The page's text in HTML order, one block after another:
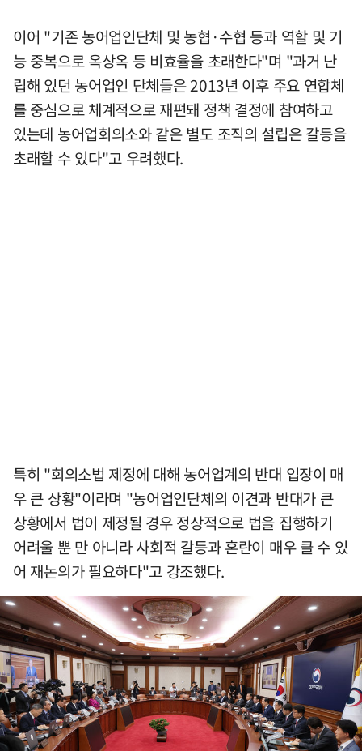
이어 "기존 농어업인단체 및 농협·수협 등과 역할 및 기
능 중복으로 옥상옥 등 비효율을 초래한다"며 "과거 난
립해 있던 농어업인 단체들은 2013년 이후 주요 연합체
를 중심으로 체계적으로 재편돼 정책 결정에 참여하고
있는데 농어업회의소와 같은 별도 조직의 설립은 갈등을
초래할 수 있다"고 우려했다.
특히 "회의소법 제정에 대해 농어업계의 반대 입장이 매
우 큰 상황"이라며 "농어업인단체의 이견과 반대가 큰
상황에서 법이 제정될 경우 정상적으로 법을 집행하기
어려울 뿐 만 아니라 사회적 갈등과 혼란이 매우 클 수 있
어 재논의가 필요하다"고 강조했다.